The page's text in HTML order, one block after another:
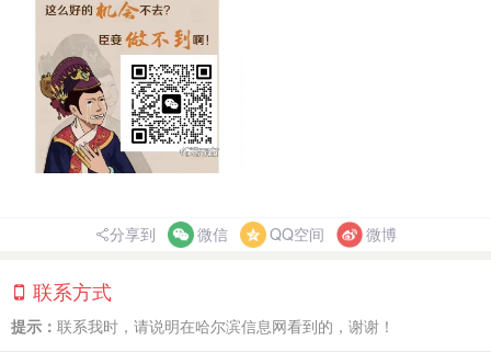
分享到 微信 QQ空间 微博
联系方式
提示： 联系我时，请说明在哈尔滨信息网看到的，谢谢！